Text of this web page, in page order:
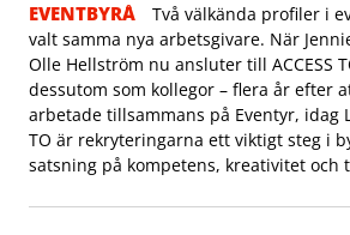
EVENTBYRÅ
Två välkända profiler i
valt samma nya arbetsgivare. När
Olle Hellström nu ansluter till ACCESS
dessutom som kollegor – flera år efter
arbetade tillsammans på Eventyr, idag
TO är rekryteringarna ett viktigt steg i
satsning på kompetens, kreativitet och